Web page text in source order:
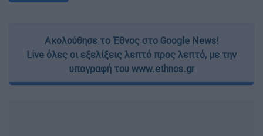
Ακολούθησε το Έθνος στο Google News!
Live όλες οι εξελίξεις λεπτό προς λεπτό, με την
υπογραφή του www.ethnos.gr